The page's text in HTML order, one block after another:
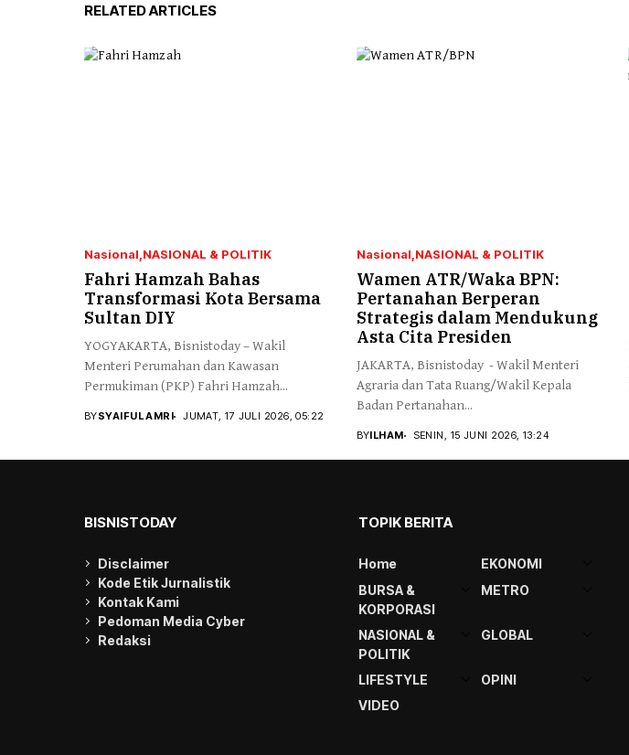
RELATED ARTICLES
Nasional NASIONAL & POLITIK
Fahri Hamzah Bahas
Transformasi Kota Bersama
Sultan DIY
YOGYAKARTA, Bisnistoday – Wakil
Menteri Perumahan dan Kawasan
Permukiman (PKP) Fahri Hamzah...
BYSYAIFUL AMRI JUMAT, 17 JULI 2026, 05:22
Nasional NASIONAL & POLITIK
Wamen ATR/Waka BPN:
Pertanahan Berperan
Strategis dalam Mendukung
Asta Cita Presiden
JAKARTA, Bisnistoday - Wakil Menteri
Agraria dan Tata Ruang/Wakil Kepala
Badan Pertanahan...
BYILHAM SENIN, 15 JUNI 2026, 13:24
BISNISTODAY
Disclaimer
Kode Etik Jurnalistik
Kontak Kami
Pedoman Media Cyber
Redaksi
TOPIK BERITA
Home
EKONOMI
BURSA &
KORPORASI
METRO
NASIONAL &
POLITIK
GLOBAL
LIFESTYLE
OPINI
VIDEO